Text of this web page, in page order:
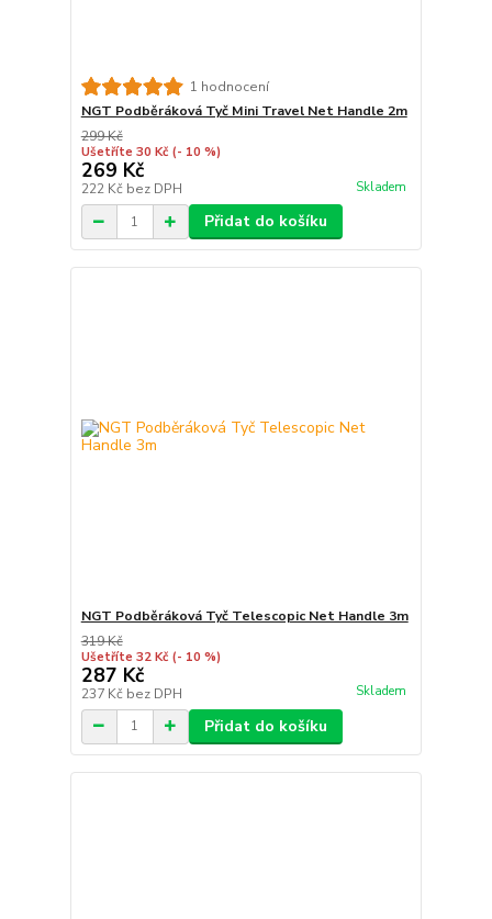
1 hodnocení
NGT Podběráková Tyč Mini Travel Net Handle 2m
299 Kč
Ušetříte 30 Kč (- 10 %)
269 Kč
222 Kč bez DPH Skladem
Přidat do košíku
NGT Podběráková Tyč Telescopic Net Handle 3m
319 Kč
Ušetříte 32 Kč (- 10 %)
287 Kč
237 Kč bez DPH Skladem
Přidat do košíku